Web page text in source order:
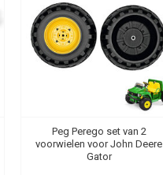
Peg Perego set van 2
voorwielen voor John Deere
Gator